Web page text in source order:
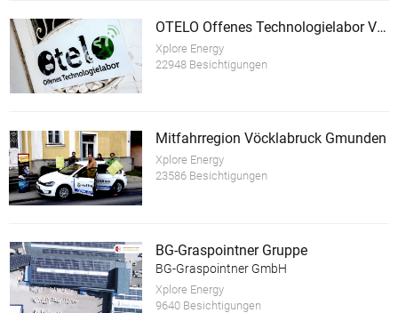
OTELO Offenes Technologielabor Vöcklabruck
Xplore Energy
22948 Besichtigungen
Mitfahrregion Vöcklabruck Gmunden
Xplore Energy
23586 Besichtigungen
BG-Graspointner Gruppe
BG-Graspointner GmbH
Xplore Energy
9640 Besichtigungen